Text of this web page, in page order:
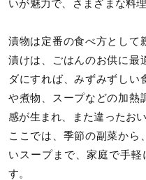
いが魅力で、さまざまな料
漬物は定番の食べ方として
漬けは、ごはんのお供に最
ダにすれば、みずみずしい
や煮物、スープなどの加熱
感が生まれ、また違ったお
ここでは、季節の副菜から
いスープまで、家庭で手
す。